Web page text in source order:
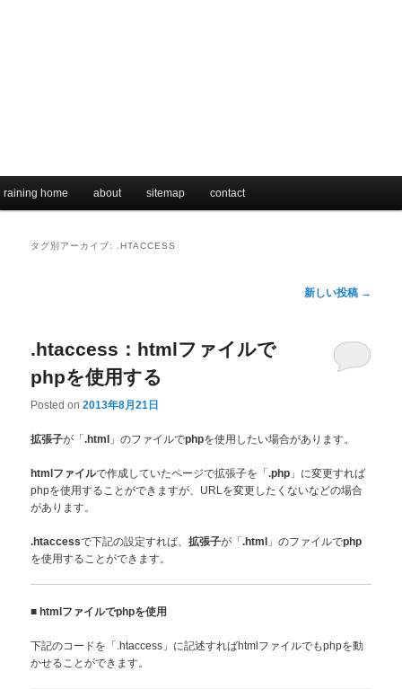
メインコンテンツへ移動
サブコンテンツへ移動
raining home about sitemap contact
タグ別アーカイブ: .HTACCESS
新しい投稿 →
.htaccess：htmlファイルで
phpを使用する
Posted on2013年8月21日
拡張子が「.html 」のファイルでphpを使用したい場合があります。
htmlファイルで作成していたページで拡張子を「.php 」に変更すれば
phpを使用することができますが、URLを変更したくないなどの場合
があります。
.htaccessで下記の設定すれば、拡張子が「.html 」のファイルでphp
を使用することができます。
■htmlファイルでphpを使用
下記のコードを「.htaccess」に記述すればhtmlファイルでもphpを動
かせることができます。